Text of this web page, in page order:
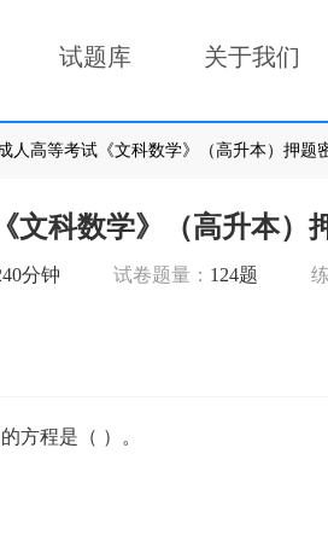
试题库 关于我们
人高等考试《文科数学》（高升本）押题
文科数学》（高升本）
分钟 试卷题量： 124题
方程是（ ）。